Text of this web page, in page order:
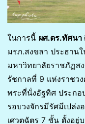
ในการนี้ ผศ.ดร.ทัศนา
มรภ.สงขลา ประธาน
มหาวิทยาลัยราชภัฏส
รัชกาลที่ 9 แห่งราชว
พระที่นั่งอัฐทิศ ประกอ
รอบวงจักรมีรัศมีเปล่ง
เศวตฉัตร 7 ชั้น ตั้งอยู่